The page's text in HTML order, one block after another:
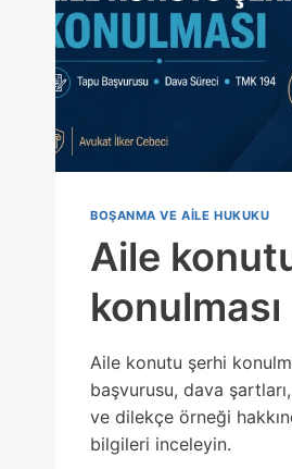
BOŞANMA VE AILE HUKUKU
Aile
konulması
Aile konutu şerhi
başvurusu, dava
ve dilekçe örneği
bilgileri inceleyin.